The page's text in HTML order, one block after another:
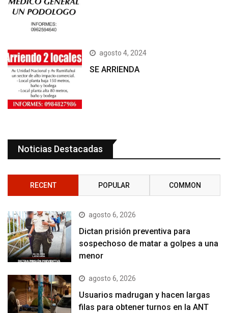
agosto 4, 2024
SE ARRIENDA
Noticias Destacadas
RECENT POPULAR COMMON
agosto 6, 2026
Dictan prisión preventiva para
sospechoso de matar a golpes a una
menor
agosto 6, 2026
Usuarios madrugan y hacen largas
filas para obtener turnos en la ANT